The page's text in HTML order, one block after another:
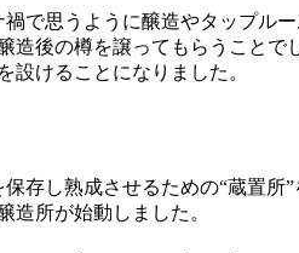
で思うように醸造やタップル
造後の樽を譲ってもらうこと
設けることになりました。
存し熟成させるための“蔵置
造所が始動しました。